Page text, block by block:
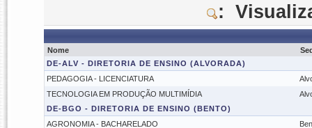
:
Nome
DE-ALV - DIRETORIA DE ENSINO (ALVORADA)
PEDAGOGIA - LICENCIATURA
TECNOLOGIA EM PRODUÇÃO MULTIMÍDIA
DE-BGO - DIRETORIA DE ENSINO (BENTO)
AGRONOMIA - BACHARELADO